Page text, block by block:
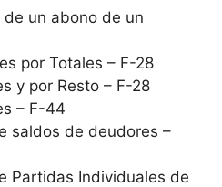
un abono de un
por Totales – F-28
y por Resto – F-28
– F-44
saldos de deudores –
Partidas Individuales de